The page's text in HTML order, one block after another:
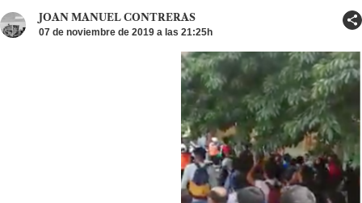
JOAN MANUEL CONTRERAS
07 de noviembre de 2019 a las 21:25h